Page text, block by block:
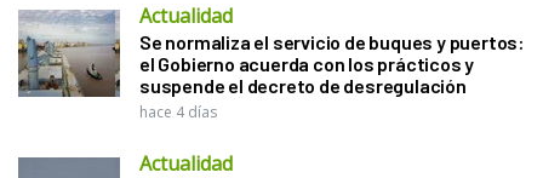
Actualidad
Se normaliza el servicio de buques y puertos:
el Gobierno acuerda con los prácticos y
suspende el decreto de desregulación
hace 4 días
Actualidad